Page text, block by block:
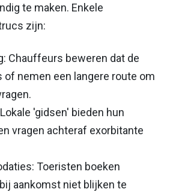
te maken. Enkele
zijn:
Chauffeurs beweren dat de
of nemen een langere route om
'gidsen' bieden hun
vragen achteraf exorbitante
Toeristen boeken
aankomst niet blijken te